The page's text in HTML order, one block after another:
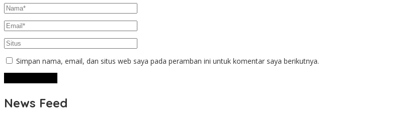
Simpan nama, email, dan situs web saya pada peramban ini untuk komentar saya berikutnya.
News Feed